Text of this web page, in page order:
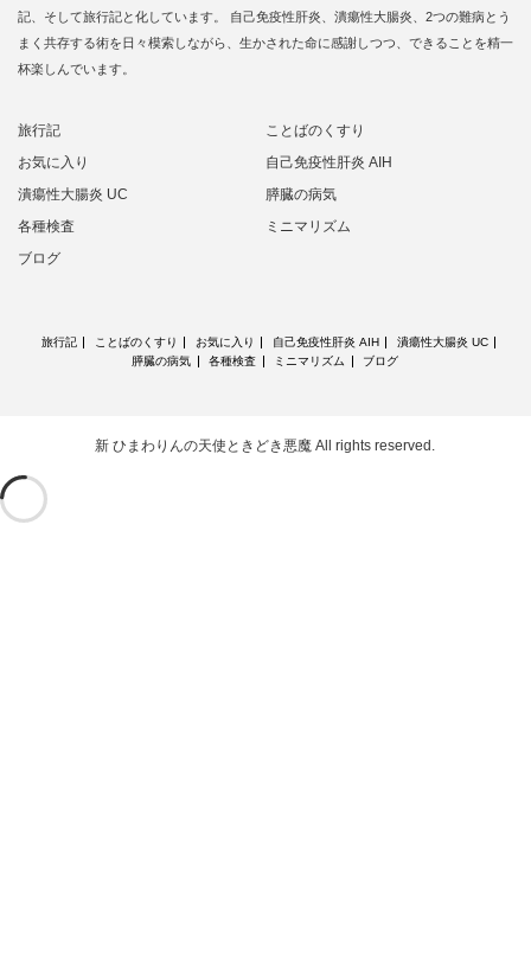
記、そして旅行記と化しています。 自己免疫性肝炎、潰瘍性大腸炎、2つの難病とう
まく共存する術を日々模索しながら、生かされた命に感謝しつつ、できることを精一
杯楽しんでいます。
旅行記
ことばのくすり
お気に入り
自己免疫性肝炎 AIH
潰瘍性大腸炎 UC
膵臓の病気
各種検査
ミニマリズム
ブログ
旅行記 ことばのくすり お気に入り 自己免疫性肝炎 AIH
潰瘍性大腸炎 UC
膵臓の病気
各種検査 ミニマリズム ブログ
新 ひまわりんの天使ときどき悪魔 All rights reserved.